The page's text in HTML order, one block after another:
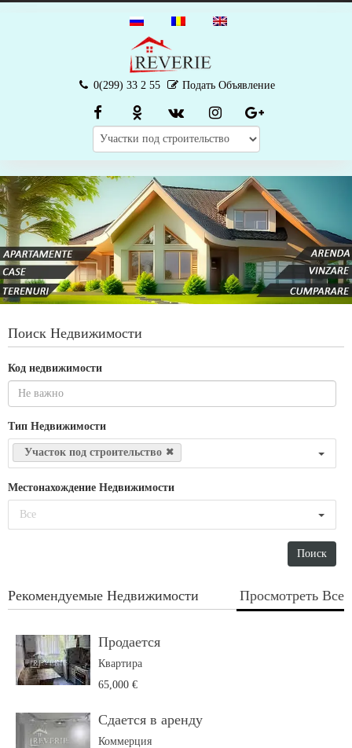
0(299) 33 2 55 Подать Объявление
Поиск Недвижимости
Код недвижимости
Тип Недвижимости
Участок под строительство
Местонахождение Недвижимости
Все
Рекомендуемые Недвижимости Просмотреть Все
Продается
Квартира
65,000 €
Сдается в аренду
Коммерция